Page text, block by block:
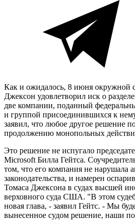
Как и ожидалось, 8 июня окружной
Джексон удовлетворил иск о
две компании, поданный
и группой присоединившихся к
заявил, что любое другое решение
продолжению монопольных
Это решение не испугало
Microsoft Билла Гейтса.
том, что его компания не нарушала
законодательства, и намерен
Томаса Джексона в судах высшей
верховного суда США. "В этом
новая глава, - заявил Гейтс. - Мы
вынесенное судом решение, наши